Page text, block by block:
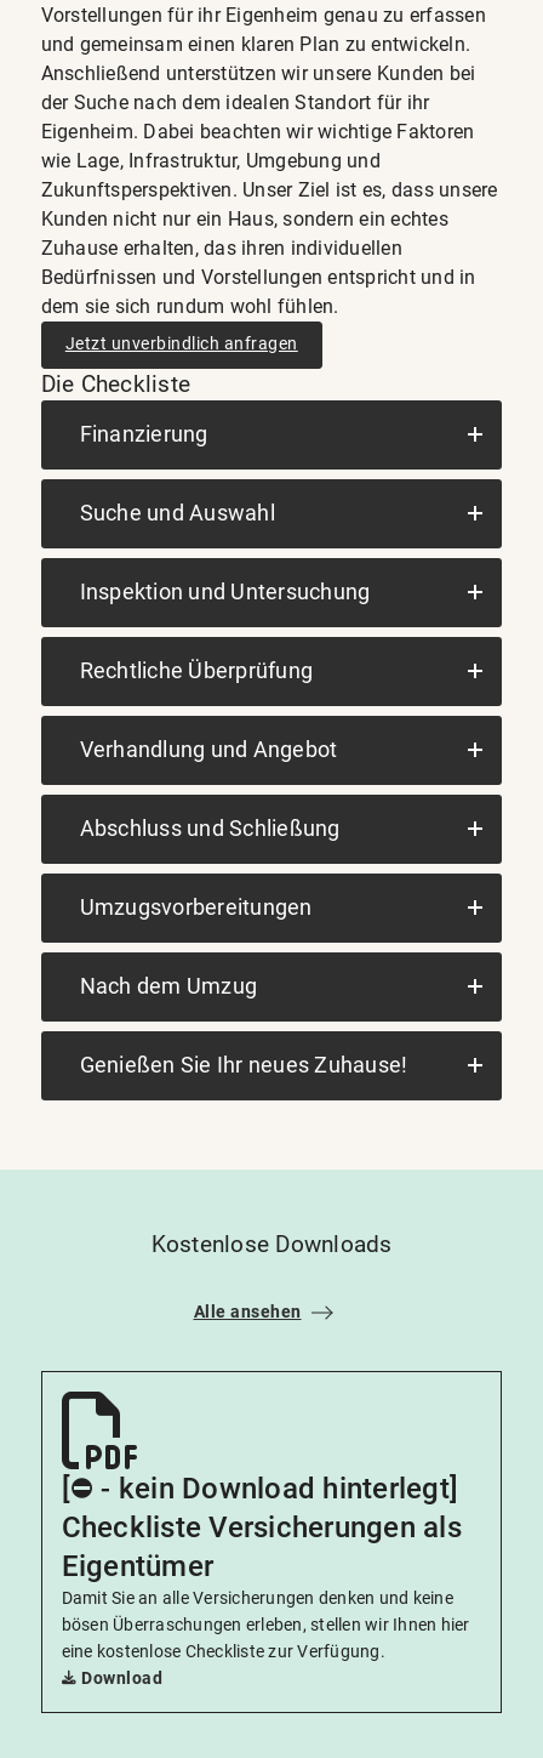
Vorstellungen für ihr Eigenheim genau zu erfassen
und gemeinsam einen klaren Plan zu entwickeln.
Anschließend unterstützen wir unsere Kunden bei
der Suche nach dem idealen Standort für ihr
Eigenheim. Dabei beachten wir wichtige Faktoren
wie Lage, Infrastruktur, Umgebung und
Zukunftsperspektiven. Unser Ziel ist es, dass unsere
Kunden nicht nur ein Haus, sondern ein echtes
Zuhause erhalten, das ihren individuellen
Bedürfnissen und Vorstellungen entspricht und in
dem sie sich rundum wohl fühlen.
Jetzt unverbindlich anfragen
Die Checkliste
Finanzierung
Suche und Auswahl
Inspektion und Untersuchung
Rechtliche Überprüfung
Verhandlung und Angebot
Abschluss und Schließung
Umzugsvorbereitungen
Nach dem Umzug
Genießen Sie Ihr neues Zuhause!
Kostenlose Downloads
Alle ansehen
[⛔️ - kein Download hinterlegt]
Checkliste Versicherungen als
Eigentümer
Damit Sie an alle Versicherungen denken und keine
bösen Überraschungen erleben, stellen wir Ihnen hier
eine kostenlose Checkliste zur Verfügung.
Download